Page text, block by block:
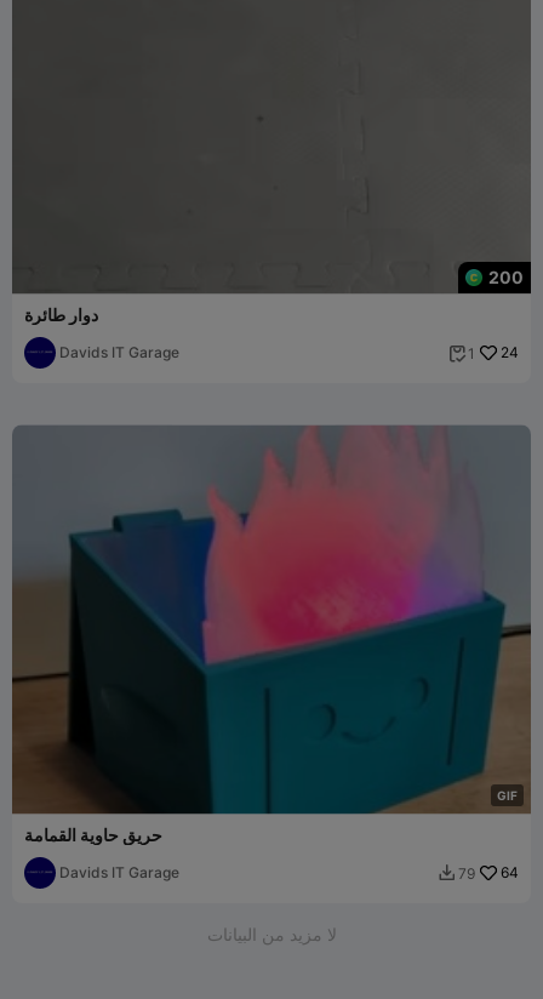
200
دوار طائرة
Davids IT Garage  1 24
GIF
حريق حاوية القمامة
Davids IT Garage  79 64
لا مزيد من البيانات